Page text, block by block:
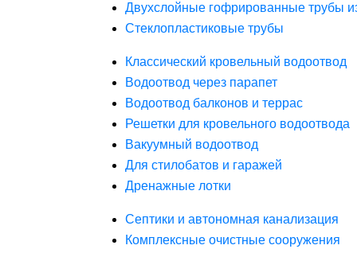
Двухслойные гофрированные трубы
Стеклопластиковые трубы
Классический кровельный водоотвод
Водоотвод через парапет
Водоотвод балконов и террас
Решетки для кровельного водоотвода
Вакуумный водоотвод
Для стилобатов и гаражей
Дренажные лотки
Септики и автономная канализация
Комплексные очистные сооружения